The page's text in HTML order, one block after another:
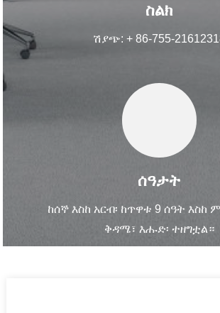
ስልክ
ሽያጭ: + 86-755-
ሰዓታት
ከሰኞ እስከ አርብ፡ ከጥዋቱ 9 ሰዓት እስከ
ቅዳሜ፣ እሑድ፡ ተዘግቷል።